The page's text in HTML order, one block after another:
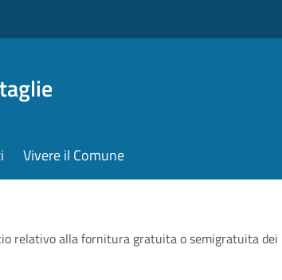
Vivere il Comune
relativo alla fornitura gratuita o semigratuita